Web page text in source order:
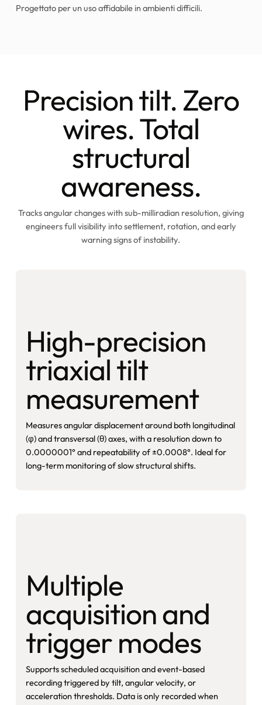
Progettato per un uso affidabile in ambienti difficili.
Precision tilt. Zero
wires. Total
structural
awareness.
Tracks angular changes with sub-milliradian resolution, giving
engineers full visibility into settlement, rotation, and early
warning signs of instability.
High-precision
triaxial tilt
measurement
Measures angular displacement around both longitudinal
(φ) and transversal (θ) axes, with a resolution down to
0.0000001° and repeatability of ±0.0008°. Ideal for
long-term monitoring of slow structural shifts.
Multiple
acquisition and
trigger modes
Supports scheduled acquisition and event-based
recording triggered by tilt, angular velocity, or
acceleration thresholds. Data is only recorded when